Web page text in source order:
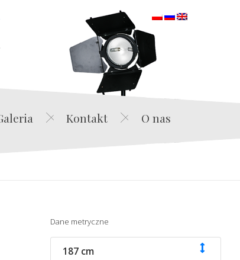
Edwin Film Agencja Aktorska
Kontakt O nas
Dane metryczne
187 cm